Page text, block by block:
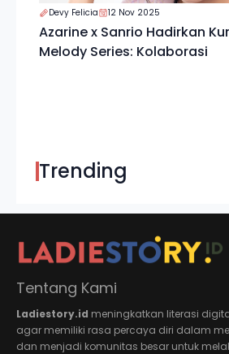
Devy Felicia 12 Nov 2025
Azarine x Sanrio Hadirkan
Melody Series: Kolaborasi
Trending
Tentang Kami
Ladiestory.id meningkatkan literasi
agar memiliki rasa percaya diri dalam
dan menjadi komunitas besar untuk